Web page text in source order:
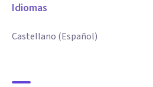
Idiomas
Castellano (Español)